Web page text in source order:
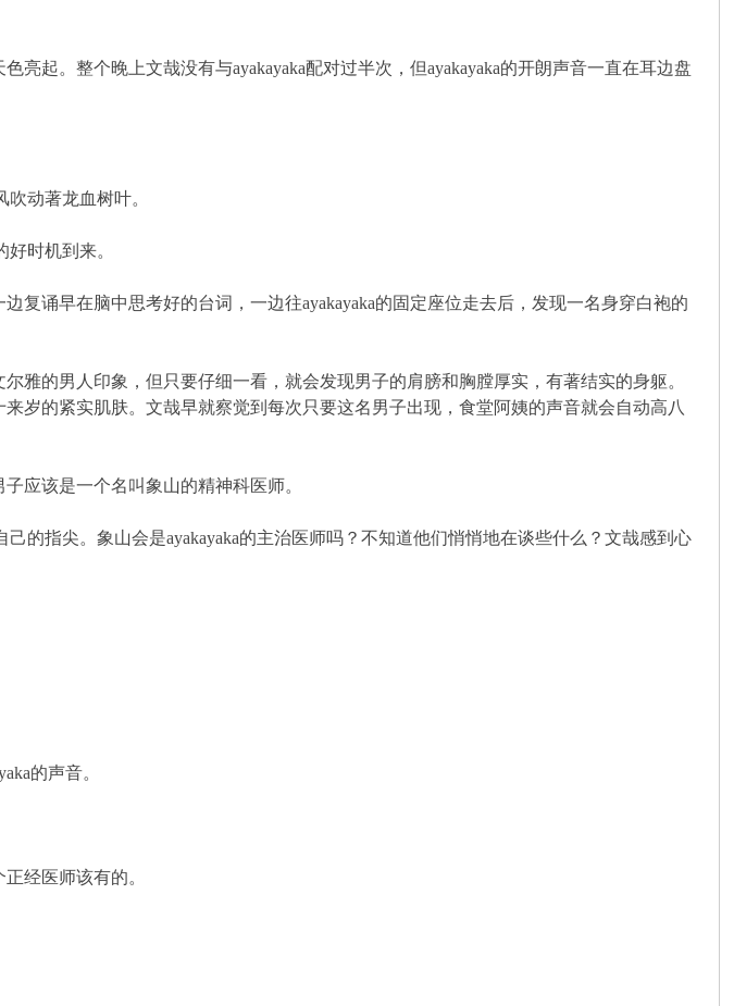
起。整个晚上文哉没有与ayakayaka配对过半次，但ayakayaka的开朗声音一直在耳边盘
动著龙血树叶。
时机到来。
诵早在脑中思考好的台词，一边往ayakayaka的固定座位走去后，发现一名身穿白袍的
的男人印象，但只要仔细一看，就会发现男子的肩膀和胸膛厚实，有著结实的身躯。
岁的紧实肌肤。文哉早就察觉到每次只要这名男子出现，食堂阿姨的声音就会自动高八
该是一个名叫象山的精神科医师。
指尖。象山会是ayakayaka的主治医师吗？不知道他们悄悄地在谈些什么？文哉感到心
的声音。
经医师该有的。